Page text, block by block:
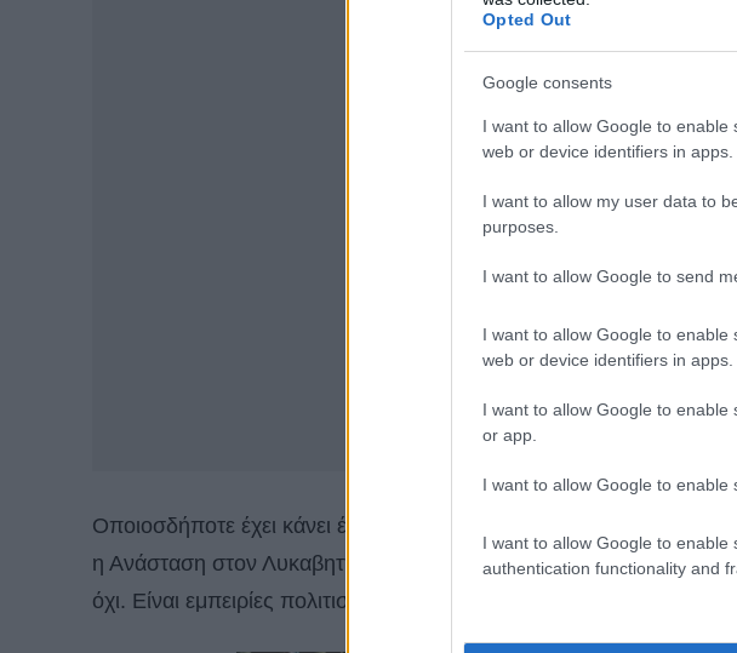
Opted Out
Google consents
I want to allow Google to
web or device identifiers in apps.
I want to allow my user data to
purposes.
I want to allow Google to send
I want to allow Google to
web or device identifiers in apps.
I want to allow Google to
or app.
I want to allow Google to enable
I want to allow Google to
authentication functionality and
Οποιοσδήποτε έχει κάνει έστω και μια φορά Πάσχα στην
η Ανάσταση στον Λυκαβηττό είναι πραγματικά συγκλονιστικές
όχι. Είναι εμπειρίες πολιτισμού, παράδοσης και ιστορίας,